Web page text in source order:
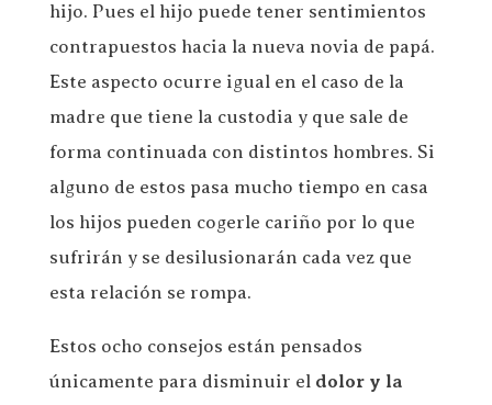
hijo. Pues el hijo puede tener sentimientos
contrapuestos hacia la nueva novia de papá.
Este aspecto ocurre igual en el caso de la
madre que tiene la custodia y que sale de
forma continuada con distintos hombres. Si
alguno de estos pasa mucho tiempo en casa
los hijos pueden cogerle cariño por lo que
sufrirán y se desilusionarán cada vez que
esta relación se rompa.
Estos ocho consejos están pensados
únicamente para disminuir el dolor y la